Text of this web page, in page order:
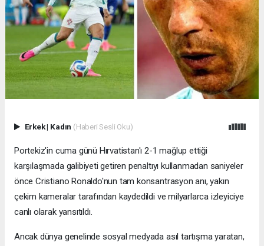
Erkek| Kadın (Haberi Sesli Oku)
Portekiz'in cuma günü Hırvatistan'ı 2-1 mağlup ettiği
karşılaşmada galibiyeti getiren penaltıyı kullanmadan saniyeler
önce Cristiano Ronaldo'nun tam konsantrasyon anı, yakın
çekim kameralar tarafından kaydedildi ve milyarlarca izleyiciye
canlı olarak yansıtıldı.
Ancak dünya genelinde sosyal medyada asıl tartışma yaratan,